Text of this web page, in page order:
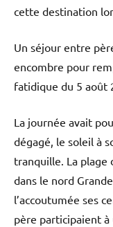
cette destination
Un séjour entre
encombre pour
fatidique du 5 août
La journée avait
dégagé, le soleil à
tranquille. La plage
dans le nord
l’accoutumée ses
père participaient